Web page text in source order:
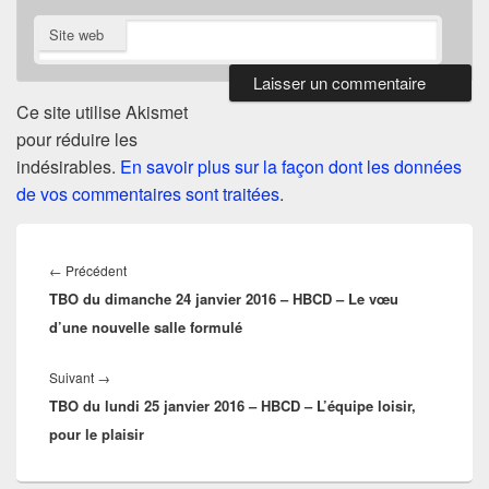
Site web
Ce site utilise Akismet
pour réduire les
indésirables. En savoir plus sur la façon dont les données
de vos commentaires sont traitées.
de
l’article
← PrécédentArticle
précédent :
TBO du dimanche 24 janvier 2016 – HBCD – Le vœu
d’une nouvelle salle formulé
Suivant →
suivant :
TBO du lundi 25 janvier 2016 – HBCD – L’équipe loisir,
pour le plaisir